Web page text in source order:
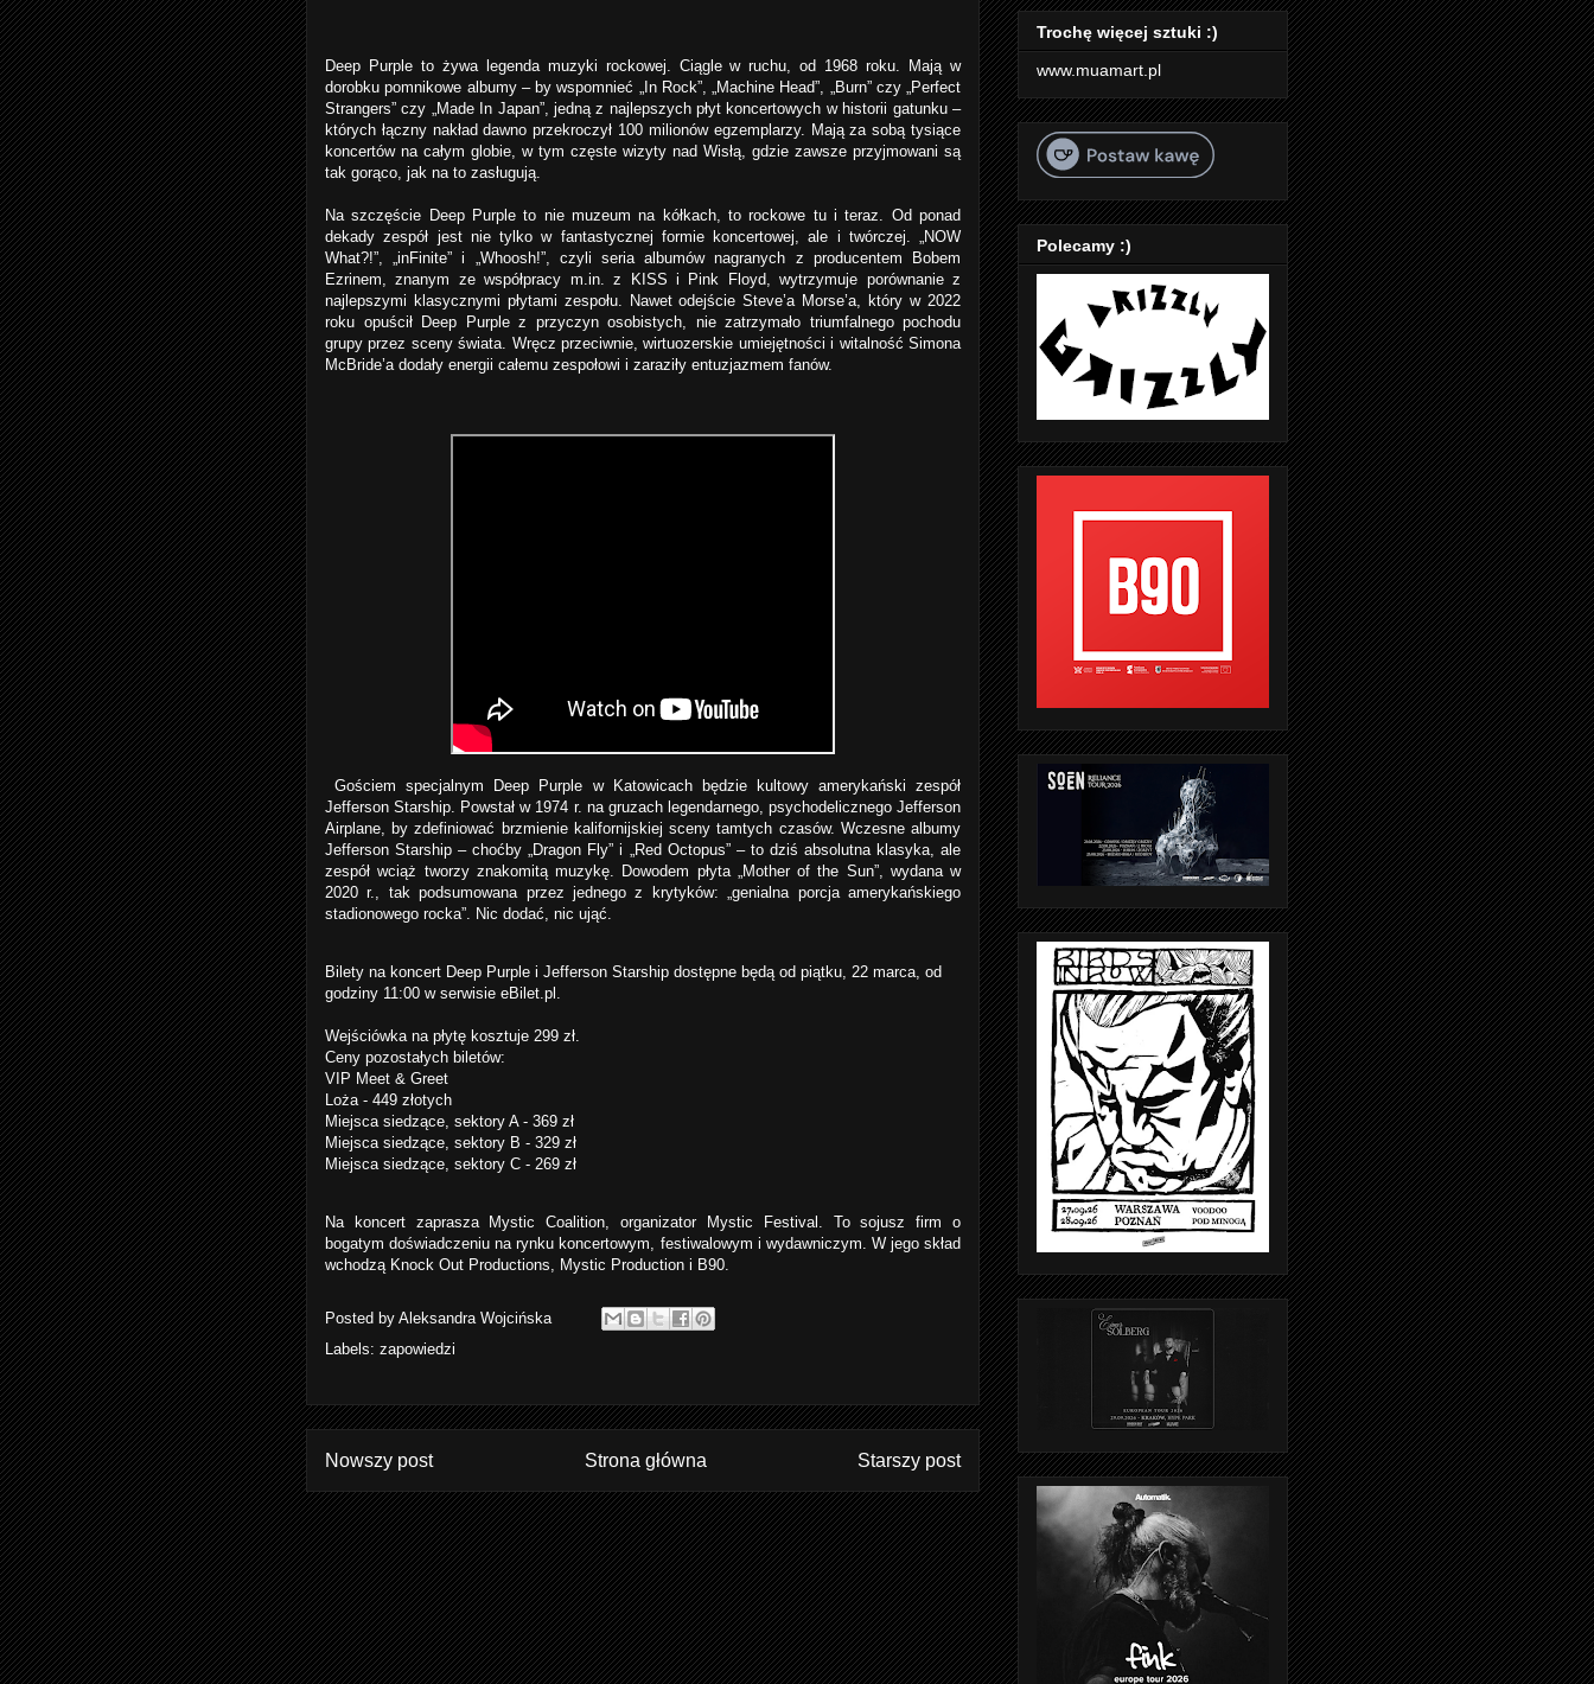
Deep Purple to żywa legenda muzyki rockowej. Ciągle w ruchu, od 1968 roku. Mają w
dorobku pomnikowe albumy – by wspomnieć „In Rock”, „Machine Head”, „Burn” czy „Perfect
Strangers” czy „Made In Japan”, jedną z najlepszych płyt koncertowych w historii gatunku –
których łączny nakład dawno przekroczył 100 milionów egzemplarzy. Mają za sobą tysiące
koncertów na całym globie, w tym częste wizyty nad Wisłą, gdzie zawsze przyjmowani są
tak gorąco, jak na to zasługują.
Na szczęście Deep Purple to nie muzeum na kółkach, to rockowe tu i teraz. Od ponad
dekady zespół jest nie tylko w fantastycznej formie koncertowej, ale i twórczej. „NOW
What?!”, „inFinite” i „Whoosh!”, czyli seria albumów nagranych z producentem Bobem
Ezrinem, znanym ze współpracy m.in. z KISS i Pink Floyd, wytrzymuje porównanie z
najlepszymi klasycznymi płytami zespołu. Nawet odejście Steve’a Morse’a, który w 2022
roku opuścił Deep Purple z przyczyn osobistych, nie zatrzymało triumfalnego pochodu
grupy przez sceny świata. Wręcz przeciwnie, wirtuozerskie umiejętności i witalność Simona
McBride’a dodały energii całemu zespołowi i zaraziły entuzjazmem fanów.
Gościem specjalnym Deep Purple w Katowicach będzie kultowy amerykański zespół
Jefferson Starship. Powstał w 1974 r. na gruzach legendarnego, psychodelicznego Jefferson
Airplane, by zdefiniować brzmienie kalifornijskiej sceny tamtych czasów. Wczesne albumy
Jefferson Starship – choćby „Dragon Fly” i „Red Octopus” – to dziś absolutna klasyka, ale
zespół wciąż tworzy znakomitą muzykę. Dowodem płyta „Mother of the Sun”, wydana w
2020 r., tak podsumowana przez jednego z krytyków: „genialna porcja amerykańskiego
stadionowego rocka”. Nic dodać, nic ująć.
Bilety na koncert Deep Purple i Jefferson Starship dostępne będą od piątku, 22 marca, od
godziny 11:00 w serwisie eBilet.pl.
Wejściówka na płytę kosztuje 299 zł.
Ceny pozostałych biletów:
VIP Meet & Greet
Loża - 449 złotych
Miejsca siedzące, sektory A - 369 zł
Miejsca siedzące, sektory B - 329 zł
Miejsca siedzące, sektory C - 269 zł
Na koncert zaprasza Mystic Coalition, organizator Mystic Festival. To sojusz firm o
bogatym doświadczeniu na rynku koncertowym, festiwalowym i wydawniczym. W jego skład
wchodzą Knock Out Productions, Mystic Production i B90.
Posted by Aleksandra Wojcińska
Labels: zapowiedzi
Nowszy post Starszy post
Strona główna
Trochę więcej sztuki :)
www.muamart.pl
Polecamy :)